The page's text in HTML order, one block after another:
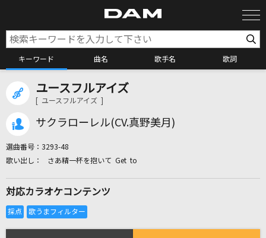
キーワード 曲名 歌手名 歌詞
カラオケ検索
カラオケ店舗検索
ユースフルアイズ
[ ユースフルアイズ ]
サクラローレル(CV.真野美月)
選曲番号： 3293-48
さあ精一杯を抱いて Get to
対応カラオケコンテンツ